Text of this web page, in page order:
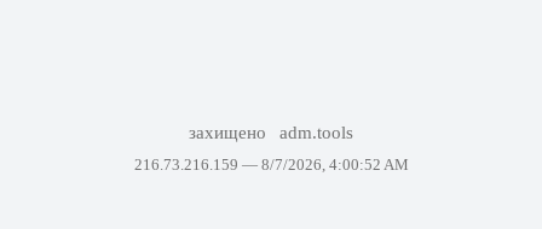
захищено adm.tools
216.73.216.159 — 8/7/2026, 4:00:52 AM